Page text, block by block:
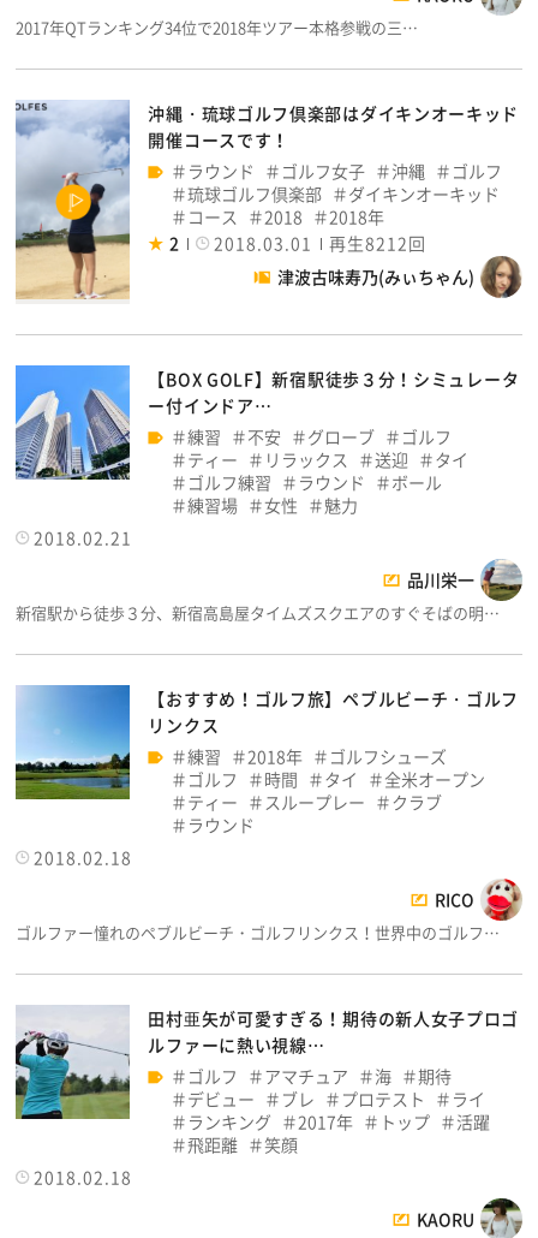
2017年QTランキング34位で2018年ツアー本格参戦の三…
沖縄・琉球ゴルフ倶楽部はダイキンオーキッド
開催コースです！
ラウンド
ゴルフ女子 沖縄
ゴルフ
琉球ゴルフ倶楽部
ダイキンオーキッド
コース
2018
2018年
2
2018.03.01
再生8212回
津波古味寿乃(みぃちゃん)
【BOX GOLF】新宿駅徒歩３分！シミュレータ
ー付インドア…
練習
不安 グローブ
ゴルフ
ティー
リラックス 送迎
タイ
ゴルフ練習
ラウンド
ボール
練習場
女性
魅力
2018.02.21
品川栄一
新宿駅から徒歩３分、新宿高島屋タイムズスクエアのすぐそばの明…
【おすすめ！ゴルフ旅】ペブルビーチ・ゴルフ
リンクス
練習
2018年
ゴルフシューズ
ゴルフ
時間 タイ
全米オープン
ティー
スループレー
クラブ
ラウンド
2018.02.18
RICO
ゴルファー憧れのペブルビーチ・ゴルフリンクス！世界中のゴルフ…
田村亜矢が可愛すぎる！期待の新人女子プロゴ
ルファーに熱い視線…
ゴルフ
アマチュア 海
期待
デビュー
ブレ プロテスト
ライ
ランキング
2017年 トップ
活躍
飛距離
笑顔
2018.02.18
KAORU